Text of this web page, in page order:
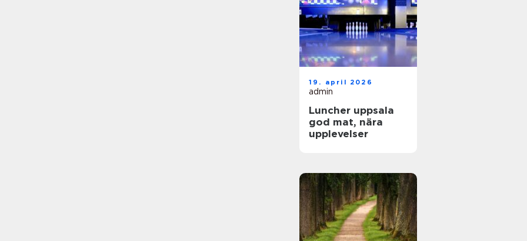
19. april 2026
admin
Luncher uppsala
god mat, nära
upplevelser